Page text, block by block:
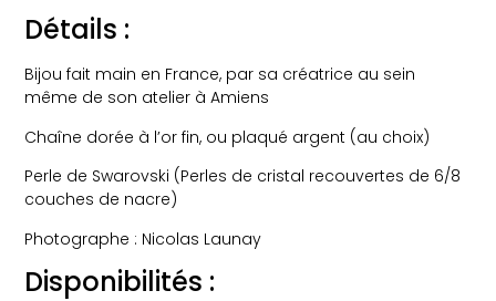
Détails :
Bijou fait main en France, par sa créatrice au sein
même de son atelier à Amiens
Chaîne dorée à l’or fin, ou plaqué argent (au choix)
Perle de Swarovski (Perles de cristal recouvertes de 6/8
couches de nacre)
Photographe : Nicolas Launay
Disponibilités :